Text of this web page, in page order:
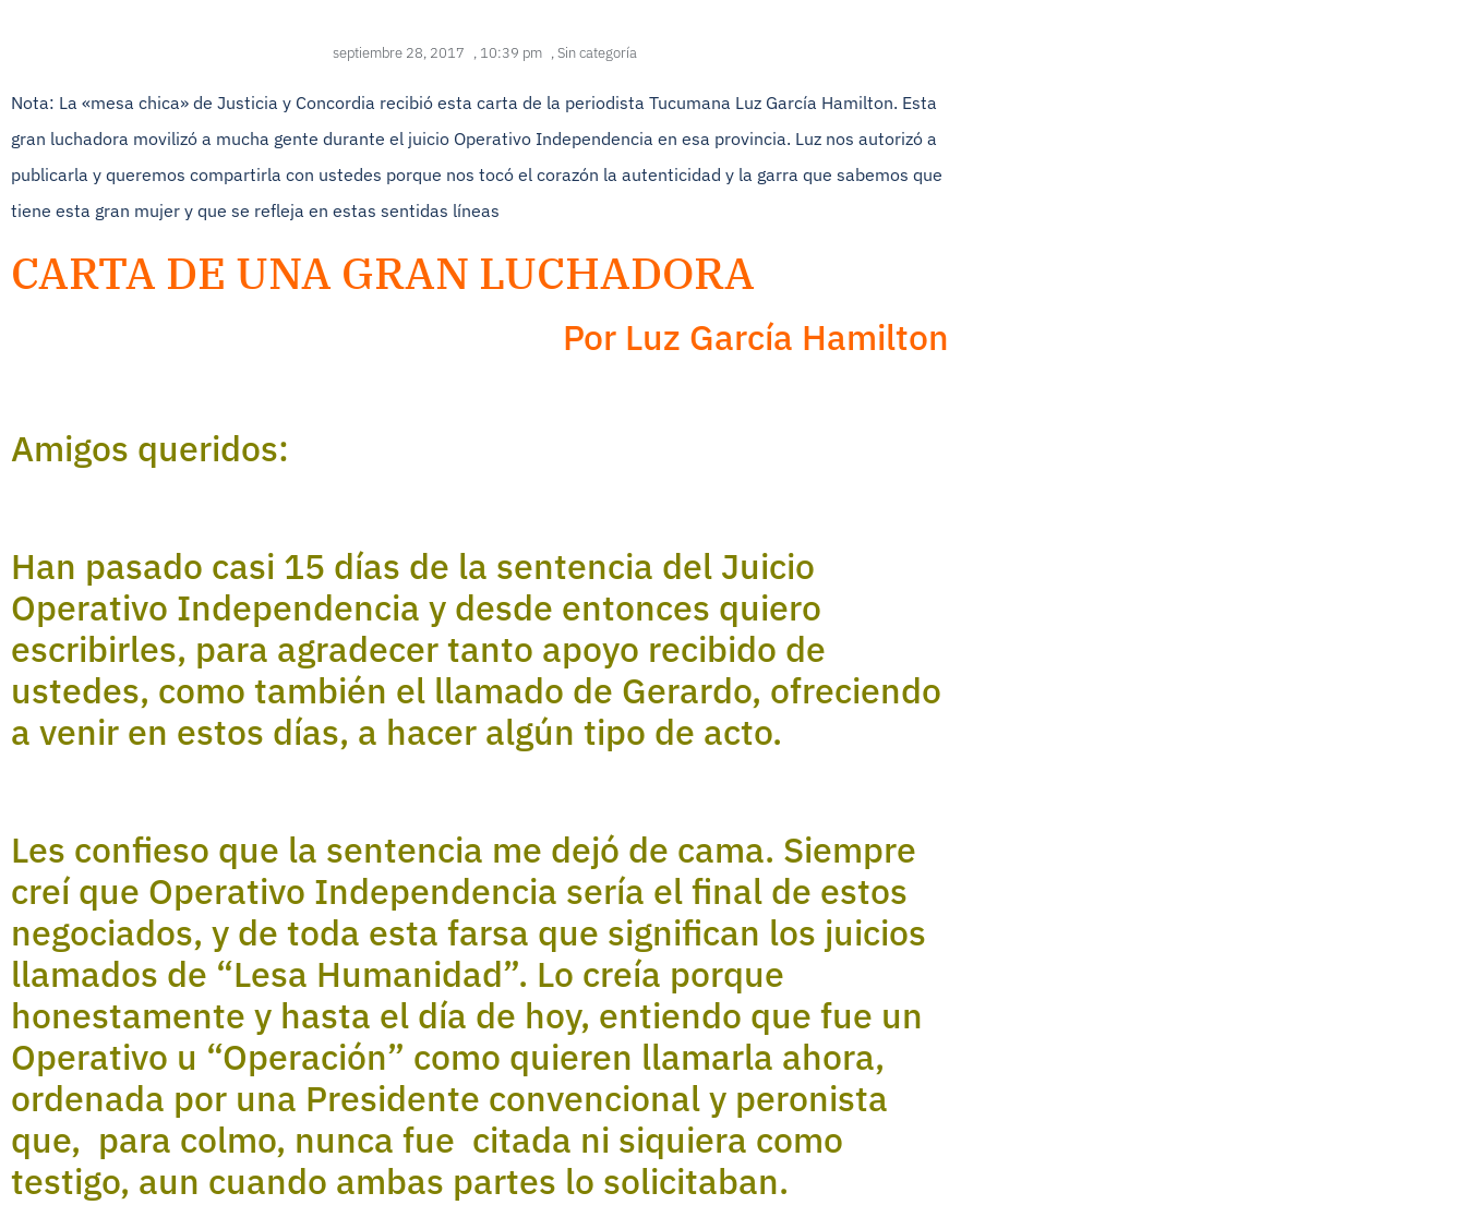
septiembre 28, 2017 , 10:39 pm , Sin categoría
Nota: La «mesa chica» de Justicia y Concordia recibió esta carta de la periodista Tucumana Luz García Hamilton. Esta
gran luchadora movilizó a mucha gente durante el juicio Operativo Independencia en esa provincia. Luz nos autorizó a
publicarla y queremos compartirla con ustedes porque nos tocó el corazón la autenticidad y la garra que sabemos que
tiene esta gran mujer y que se refleja en estas sentidas líneas
CARTA DE UNA GRAN LUCHADORA
Por Luz García Hamilton
Amigos queridos:
Han pasado casi 15 días de la sentencia del Juicio
Operativo Independencia y desde entonces quiero
escribirles, para agradecer tanto apoyo recibido de
ustedes, como también el llamado de Gerardo, ofreciendo
a venir en estos días, a hacer algún tipo de acto.
Les confieso que la sentencia me dejó de cama. Siempre
creí que Operativo Independencia sería el final de estos
negociados, y de toda esta farsa que significan los juicios
llamados de “Lesa Humanidad”. Lo creía porque
honestamente y hasta el día de hoy, entiendo que fue un
Operativo u “Operación” como quieren llamarla ahora,
ordenada por una Presidente convencional y peronista
que, para colmo, nunca fue citada ni siquiera como
testigo, aun cuando ambas partes lo solicitaban.